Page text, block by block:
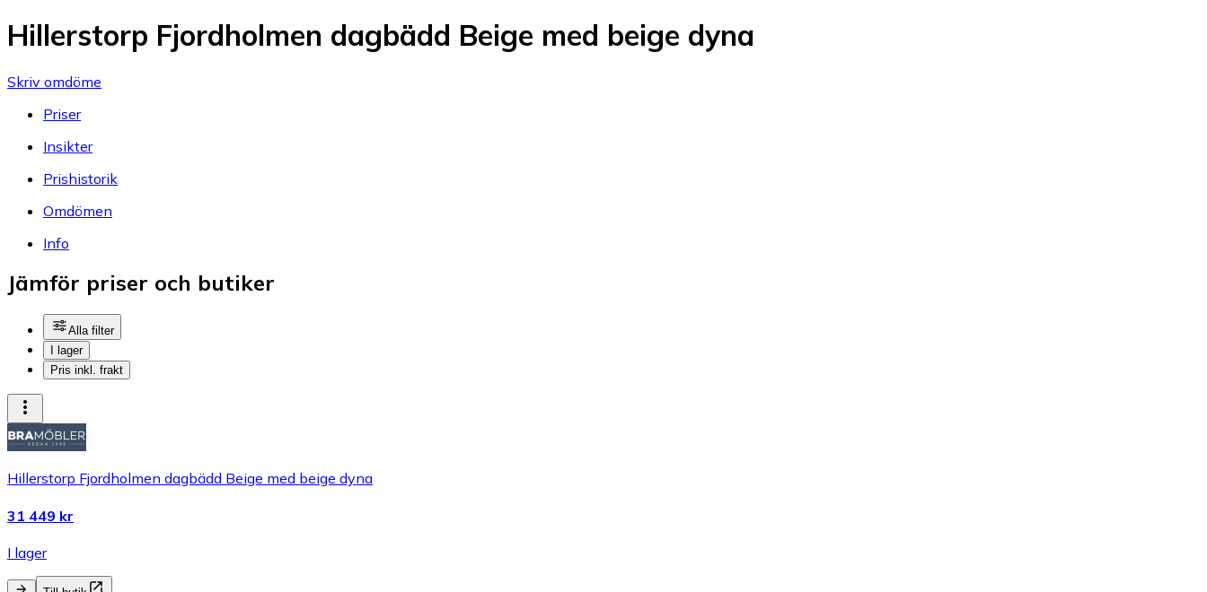
Hillerstorp Fjordholmen dagbädd Beige med beige dyna
Skriv omdöme
Priser
Insikter
Prishistorik
Omdömen
Info
Jämför priser och butiker
Alla filter
I lager
Pris inkl. frakt
Hillerstorp Fjordholmen dagbädd Beige med beige dyna
31 449 kr
I lager